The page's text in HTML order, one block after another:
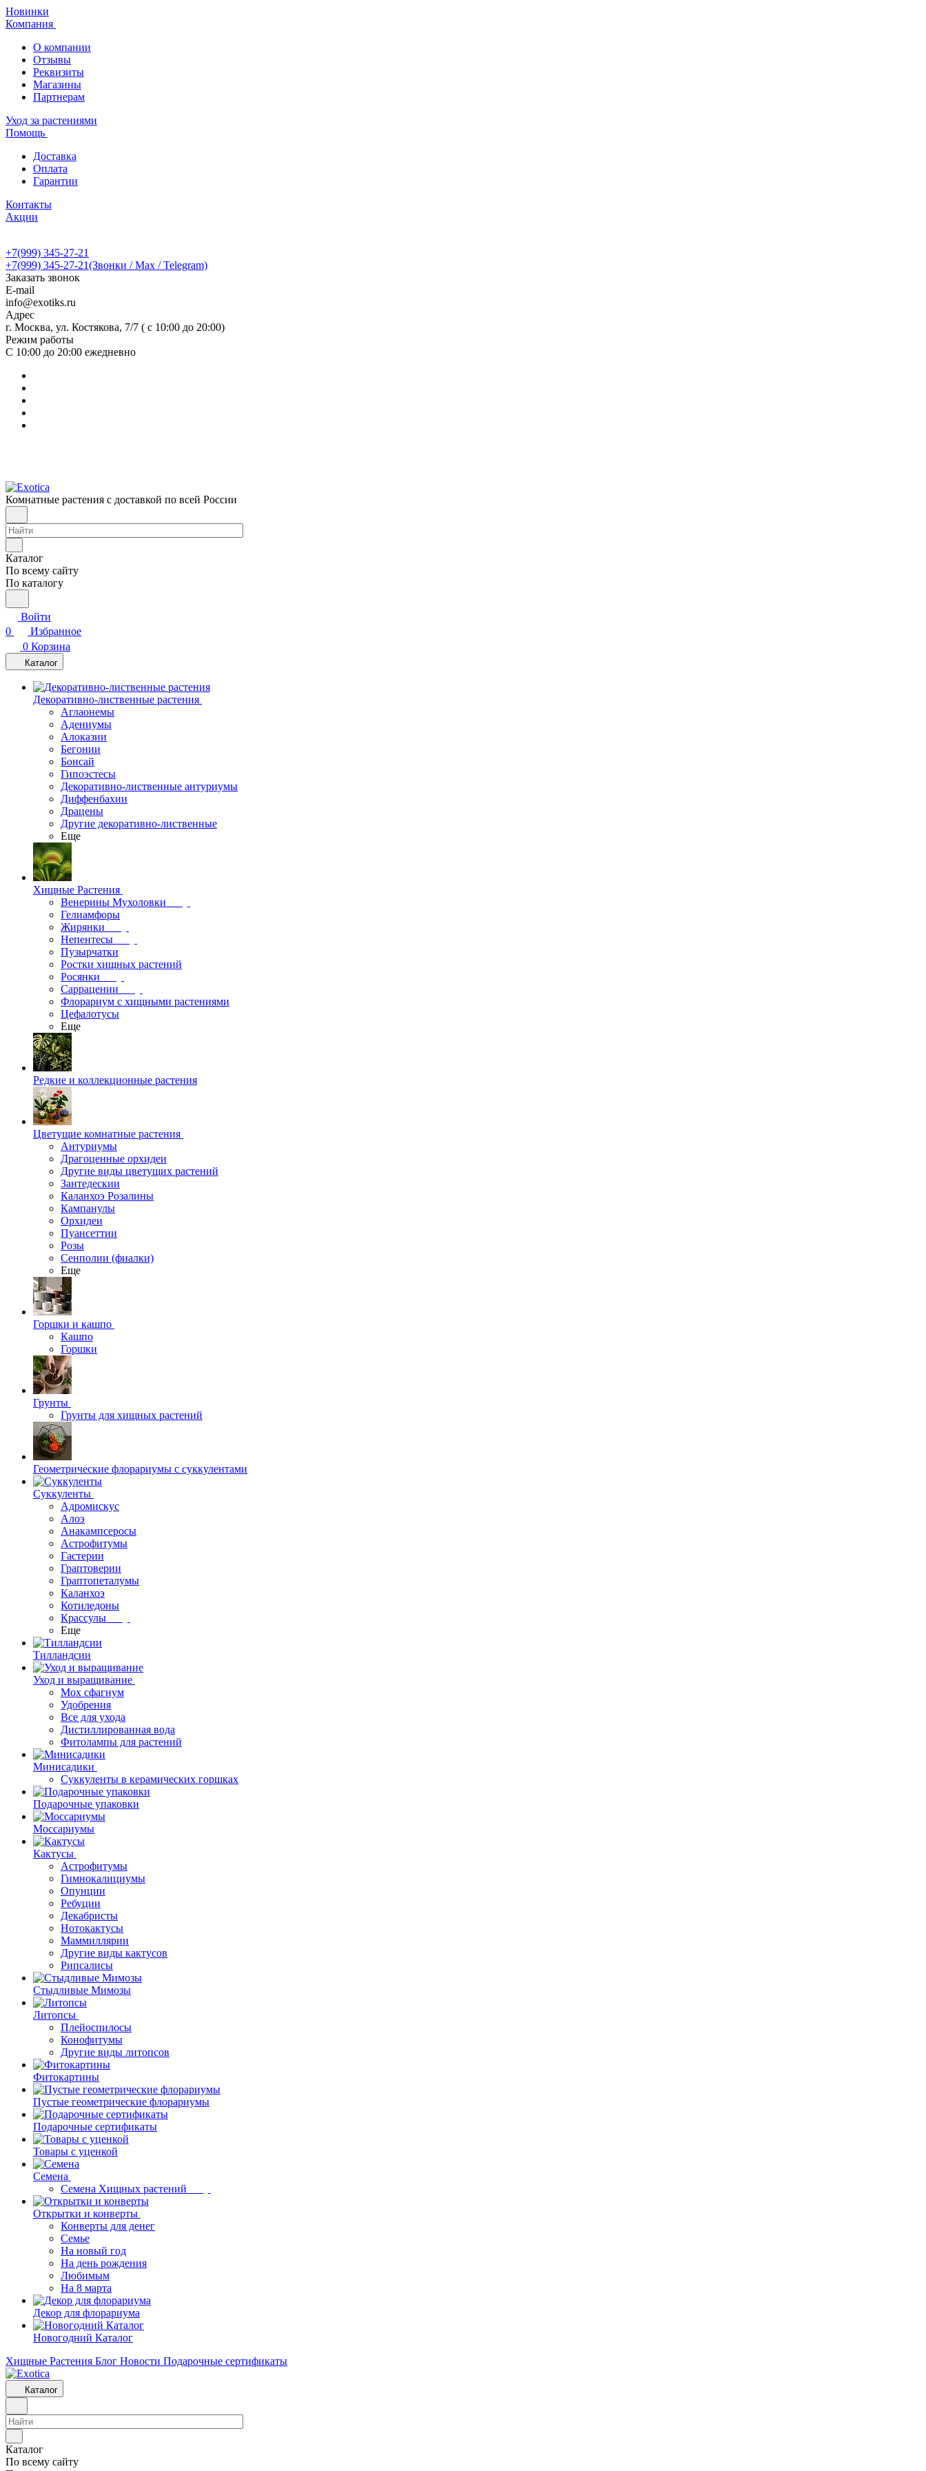
Новинки
Компания
О компании
Отзывы
Реквизиты
Магазины
Партнерам
Уход за растениями
Помощь
Доставка
Оплата
Гарантии
Контакты
Акции
+7(999) 345-27-21
+7(999) 345-27-21(Звонки / Max / Telegram)
Заказать звонок
E-mail
info@exotiks.ru
Адрес
г. Москва, ул. Костякова, 7/7 ( с 10:00 до 20:00)
Режим работы
С 10:00 до 20:00 ежедневно
Комнатные растения с доставкой по всей России
Каталог
По всему сайту
По каталогу
Войти
0
Избранное
0 Корзина
Каталог
Декоративно-лиственные растения
Аглаонемы
Адениумы
Алоказии
Бегонии
Бонсай
Гипоэстесы
Декоративно-лиственные антуриумы
Диффенбахии
Драцены
Другие декоративно-лиственные
Еще
Хищные Растения
Венерины Мухоловки
Гелиамфоры
Жирянки
Непентесы
Пузырчатки
Ростки хищных растений
Росянки
Саррацении
Флорариум с хищными растениями
Цефалотусы
Еще
Редкие и коллекционные растения
Цветущие комнатные растения
Антуриумы
Драгоценные орхидеи
Другие виды цветущих растений
Зантедескии
Каланхоэ Розалины
Кампанулы
Орхидеи
Пуансеттии
Розы
Сенполии (фиалки)
Еще
Горшки и кашпо
Кашпо
Горшки
Грунты
Грунты для хищных растений
Геометрические флорариумы с суккулентами
Суккуленты
Адромискус
Алоэ
Анакампсеросы
Астрофитумы
Гастерии
Граптоверии
Граптопеталумы
Каланхоэ
Котиледоны
Крассулы
Еще
Тилландсии
Уход и выращивание
Мох сфагнум
Удобрения
Все для ухода
Дистиллированная вода
Фитолампы для растений
Минисадики
Суккуленты в керамических горшках
Подарочные упаковки
Моссариумы
Кактусы
Астрофитумы
Гимнокалициумы
Опунции
Ребуции
Декабристы
Нотокактусы
Маммиллярии
Другие виды кактусов
Рипсалисы
Стыдливые Мимозы
Литопсы
Плейоспилосы
Конофитумы
Другие виды литопсов
Фитокартины
Пустые геометрические флорариумы
Подарочные сертификаты
Товары с уценкой
Семена
Семена Хищных растений
Открытки и конверты
Конверты для денег
Семье
На новый год
На день рождения
Любимым
На 8 марта
Декор для флорариума
Новогодний Каталог
Хищные Растения Блог Новости Подарочные сертификаты
Каталог
Каталог
По всему сайту